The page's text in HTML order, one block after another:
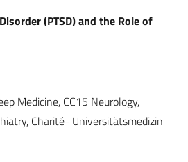
(PTSD) and the Role of
Medicine, CC15 Neurology,
Charité- Universitätsmedizin